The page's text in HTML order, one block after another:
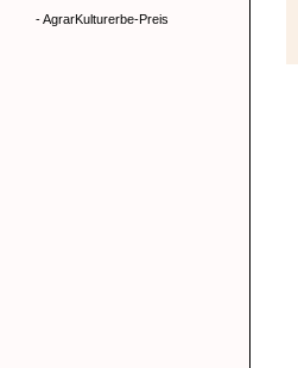
- AgrarKulturerbe-Preis